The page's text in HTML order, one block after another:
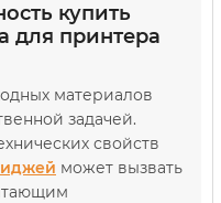
купить
для принтера
материалов
задачей.
свойств
может вызвать